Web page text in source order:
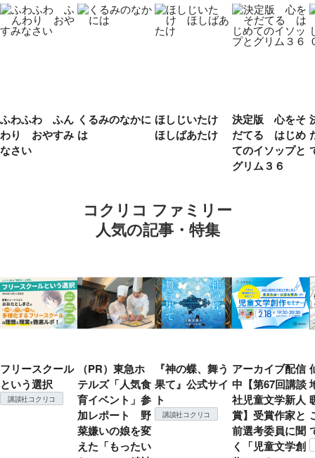
ふわふわ ふん
わり おやすみ
なさい
くるみのなかに
は
ほしじいたけ
ほしばあたけ
決定版 心をそ
だてる はじめ
てのイソップと
グリム３６
コクリコ ファミリー
人気の記事・特集
フリースクール
という選択
講談社コクリコ
（PR）東急ホ
テルズ「人気食
育イベント」参
加レポート 野
菜嫌いの娘を変
えた「もったい
『神の蝶、舞う
果て』公式サイ
ト
講談社コクリコ
アーカイブ配信
中【第67回講談
社児童文学新人
賞】受賞作家と
前選考委員に聞
く「児童文学創